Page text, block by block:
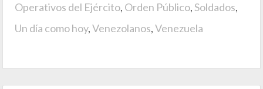
Operativos del Ejército, Orden Público,Soldados,
Un día como hoy,Venezolanos,Venezuela